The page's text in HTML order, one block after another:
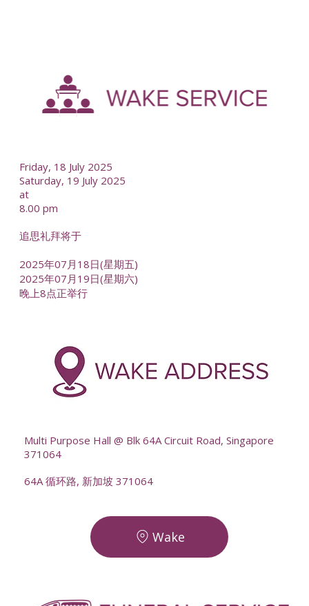
Friday, 18 July 2025
Saturday, 19 July 2025
at
8.00 pm
追思礼拜将于
2025年07月18日(星期五)
2025年07月19日(星期六)
晚上8点正举行
Multi Purpose Hall @ Blk 64A Circuit Road, Singapore
371064
64A 循环路, 新加坡 371064
Wake